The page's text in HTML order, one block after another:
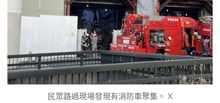
民眾路過現場發現有消防車聚集。 X